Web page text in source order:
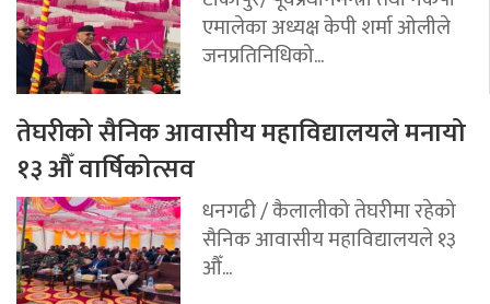
एमालेका अध्यक्ष केपी शर्मा ओलीले
जनप्रतिनिधिको...
तेघरीको सैनिक आवासीय महाविद्यालयले मनायो
१३ औँ वार्षिकोत्सव
धनगढी / कैलालीको तेघरीमा रहेको
सैनिक आवासीय महाविद्यालयले १३
औँ...